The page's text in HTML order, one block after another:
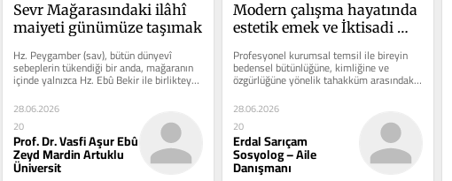
Sevr Mağarasındaki ilâhî
maiyeti günümüze taşımak
Hz. Peygamber (sav), bütün dünyevî
sebeplerin tükendiği bir anda, mağaranın
içinde yalnızca Hz. Ebû Bekir ile birlikteydi.
Düşmanlar ise...
28.06.2026
20
Prof. Dr. Vasfi Aşur Ebû
Zeyd Mardin Artuklu
Üniversit
Modern çalışma hayatında
estetik emek ve İktisadi
Profesyonel kurumsal temsil ile bireyin
bedensel bütünlüğüne, kimliğine ve
özgürlüğüne yönelik tahakküm arasındaki
o ince sınır nerede...
28.06.2026
20
Erdal Sarıçam
Sosyolog – Aile
Danışmanı